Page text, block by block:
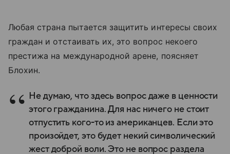
Любая страна пытается защитить интересы своих
граждан и отстаивать их, это вопрос некоего
престижа на международной арене, поясняет
Блохин.
Не думаю, что здесь вопрос даже в ценности
этого гражданина. Для нас ничего не стоит
отпустить кого-то из американцев. Если это
произойдет, это будет некий символический
жест доброй воли. Это не вопрос раздела